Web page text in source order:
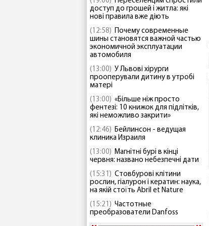
доступ до грошей і житла: які
нові правила вже діють
(12:58) Почему современные
шины становятся важной частью
экономичной эксплуатации
автомобиля
(13:00) У Львові хірурги
прооперували дитину в утробі
матері
(13:00) «Більше ніж просто
фентезі: 10 книжок для підлітків,
які неможливо закрити»
(12:46) Бейлинсон - ведущая
клиника Израиля
(13:00) Магнітні бурі в кінці
червня: названо небезпечні дати
(15:31) Стовбурові клітини
рослин, гіалурон і кератин: наука,
на якій стоїть Abril et Nature
(15:21) Частотные
преобразователи Danfoss